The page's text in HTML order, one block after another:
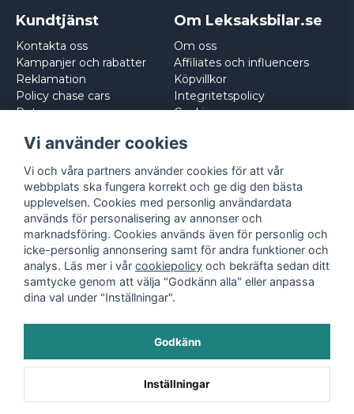
Kundtjänst
Kontakta oss
Kampanjer och rabatter
Reklamation
Policy chase cars
Returnera
Om Leksaksbilar.se
Om oss
Affiliates och influencers
Köpvillkor
Integritetspolicy
Cookies
Vi använder cookies
Vi och våra partners använder cookies för att vår
webbplats ska fungera korrekt och ge dig den bästa
upplevelsen. Cookies med personlig användardata
används för personalisering av annonser och
marknadsföring. Cookies används även för personlig och
icke-personlig annonsering samt för andra funktioner och
analys. Läs mer i vår cookiepolicy och bekräfta sedan ditt
samtycke genom att välja "Godkänn alla" eller anpassa
dina val under "Inställningar".
Godkänn
Inställningar